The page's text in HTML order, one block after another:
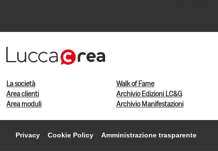
La società
Area clienti
Area moduli
Walk of Fame
Archivio Edizioni LC&G
Archivio Manifestazioni
Privacy Cookie Policy Amministrazione trasparente